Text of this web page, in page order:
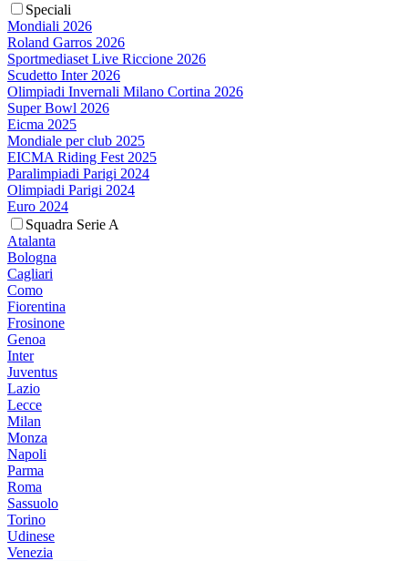
Speciali
Mondiali 2026
Roland Garros 2026
Sportmediaset Live Riccione 2026
Scudetto Inter 2026
Olimpiadi Invernali Milano Cortina 2026
Super Bowl 2026
Eicma 2025
Mondiale per club 2025
EICMA Riding Fest 2025
Paralimpiadi Parigi 2024
Olimpiadi Parigi 2024
Euro 2024
Squadra Serie A
Atalanta
Bologna
Cagliari
Como
Fiorentina
Frosinone
Genoa
Inter
Juventus
Lazio
Lecce
Milan
Monza
Napoli
Parma
Roma
Sassuolo
Torino
Udinese
Venezia